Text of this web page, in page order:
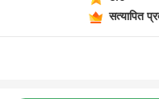
सत्यापित